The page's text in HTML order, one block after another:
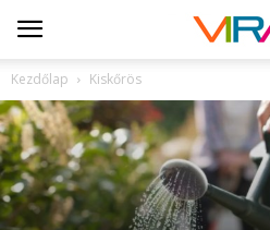
Kezdőlap Kiskőrös